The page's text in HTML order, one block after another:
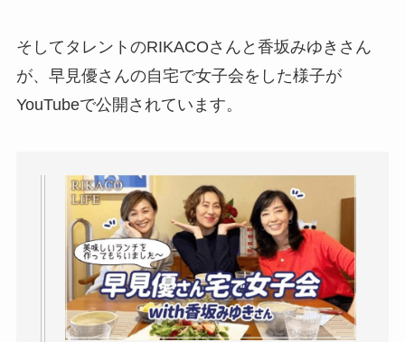
そしてタレントのRIKACOさんと香坂みゆきさん
が、早見優さんの自宅で女子会をした様子が
YouTubeで公開されています。